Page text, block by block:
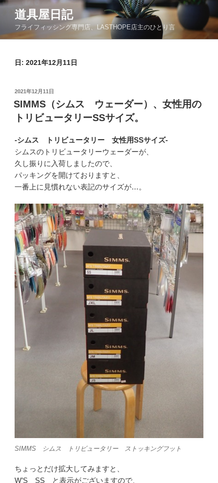
コ
ン
道具屋日記
フライフィッシング専門店、LASTHOPE店主のひとり言
日: 2021年12月11日
投
稿
日:
2021年12月11日
SIMMS（シムス ウェーダー）、女性用の
トリビュータリーSSサイズ。
-シムス トリビュータリー 女性用SSサイズ-
シムスのトリビュータリーウェーダーが、
久し振りに入荷しましたので、
パッキングを開けておりますと、
一番上に見慣れない表記のサイズが…。
SIMMS シムス トリビュータリー ストッキングフット
ちょっとだけ拡大してみますと、
W’S SS と表示がございますので、